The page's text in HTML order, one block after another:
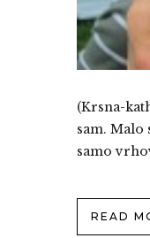
(Krsna-
sam. Malo
samo
READ